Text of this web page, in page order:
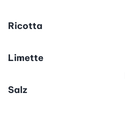
Ricotta
Limette
Salz